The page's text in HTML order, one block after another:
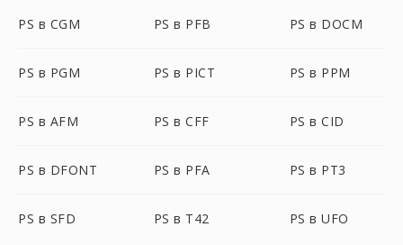
PS в CGM PS в PFB PS в DOCM
PS в PGM PS в PICT PS в PPM
PS в AFM PS в CFF PS в CID
PS в DFONT PS в PFA PS в PT3
PS в SFD PS в T42 PS в UFO